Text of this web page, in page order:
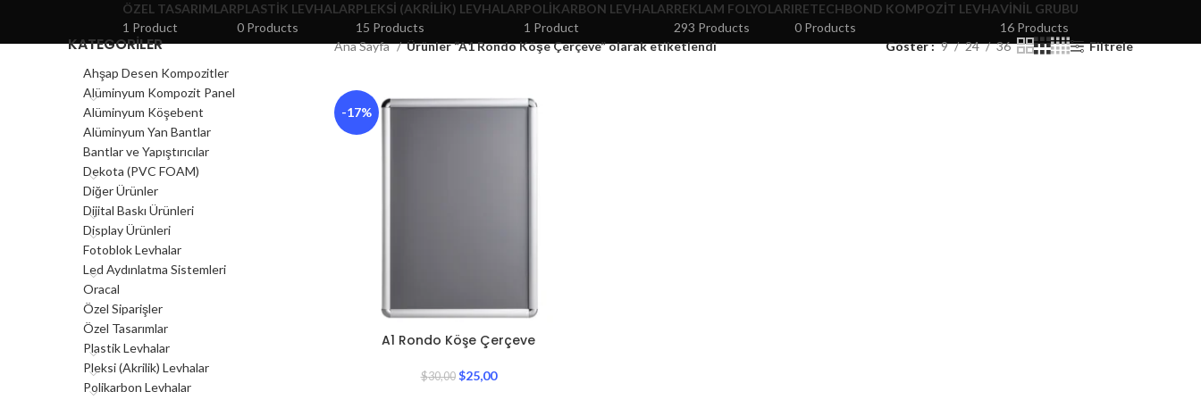
ÖZEL TASARIMLAR
1 Product
PLASTIK LEVHALAR
0 Products
PLEKSI (AKRILIK) LEVHALAR
15 Products
POLIKARBON LEVHALAR
1 Product
REKLAM FOLYOLARI
293 Products
RETECHBOND KOMPOZIT LEVHA
0 Products
VINIL GRUBU
16 Products
KATEGORILER
Ahşap Desen Kompozitler
Alüminyum Kompozit Panel
Alüminyum Köşebent
Alüminyum Yan Bantlar
Bantlar ve Yapıştırıcılar
Dekota (PVC FOAM)
Diğer Ürünler
Dijital Baskı Ürünleri
Display Ürünleri
Fotoblok Levhalar
Led Aydınlatma Sistemleri
Oracal
Özel Siparişler
Özel Tasarımlar
Plastik Levhalar
Pleksi (Akrilik) Levhalar
Polikarbon Levhalar
Ana Sayfa Ürünler “A1 Rondo Köşe Çerçeve” olarak etiketlendi Göster 9 24 36 Filtrele
-17%
A1 Rondo Köşe Çerçeve
$30,00 $25,00